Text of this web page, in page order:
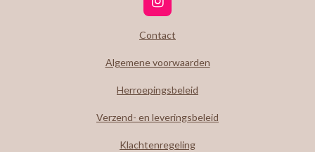
I
n
s
a
g
a
Contact
Algemene voorwaarden
Herroepingsbeleid
Verzend- en leveringsbeleid
Klachtenregeling